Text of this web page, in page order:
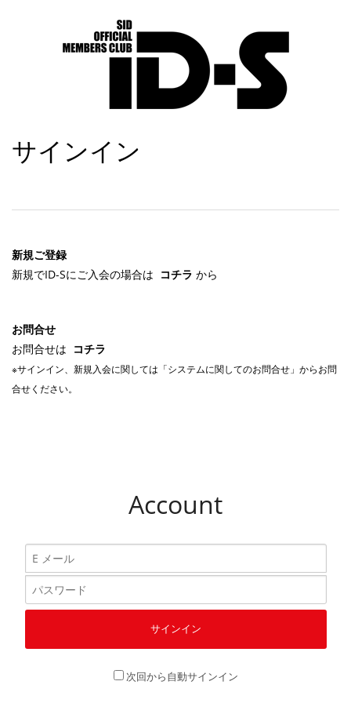
サインイン
新規ご登録
新規でID-Sにご入会の場合は コチラ から
お問合せ
お問合せは コチラ
※サインイン、新規入会に関しては「システムに関してのお問合せ」からお問
合せください。
Account
次回から自動サインイン